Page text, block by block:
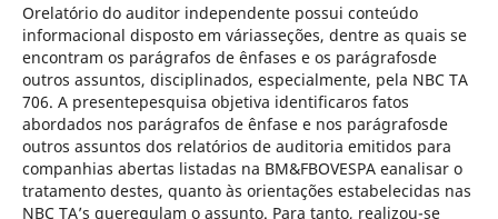
Orelatório do auditor independente possui conteúdo
informacional disposto em váriasseções, dentre as quais se
encontram os parágrafos de ênfases e os parágrafosde
outros assuntos, disciplinados, especialmente, pela NBC TA
706. A presentepesquisa objetiva identificaros fatos
abordados nos parágrafos de ênfase e nos parágrafosde
outros assuntos dos relatórios de auditoria emitidos para
companhias abertas listadas na BM&FBOVESPA eanalisar o
tratamento destes, quanto às orientações estabelecidas nas
NBC TA’s queregulam o assunto. Para tanto, realizou-se